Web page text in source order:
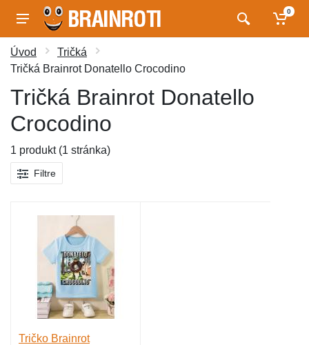
0
Úvod
Tričká
Tričká Brainrot Donatello Crocodino
Tričká Brainrot Donatello
Crocodino
1 produkt (1 stránka)
Filtre
Tričko Brainrot